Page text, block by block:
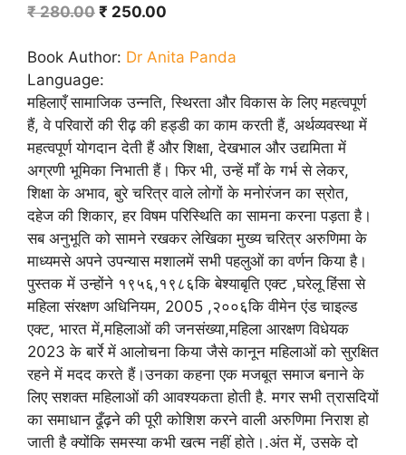
₹280.00 Original
was:
₹ 280.00.
₹ 250.00
is:
Book Author: Dr Anita Panda
Language:
महिलाएँ सामाजिक उन्नति, स्थिरता और विकास के लिए महत्वपूर्ण
हैं, वे परिवारों की रीढ़ की हड्डी का काम करती हैं, अर्थव्यवस्था में
महत्वपूर्ण योगदान देती हैं और शिक्षा, देखभाल और उद्यमिता में
अग्रणी भूमिका निभाती हैं। फिर भी, उन्हें माँ के गर्भ से लेकर,
शिक्षा के अभाव, बुरे चरित्र वाले लोगों के मनोरंजन का स्रोत,
दहेज की शिकार, हर विषम परिस्थिति का सामना करना पड़ता है।
सब अनुभूति को सामने रखकर लेखिका मुख्य चरित्र अरुणिमा के
माध्यमसे अपने उपन्यास मशालमें सभी पहलुओं का वर्णन किया है।
पुस्तक में उन्होंने १९५६,१९८६कि बेश्याबृति एक्ट ,घरेलू हिंसा से
महिला संरक्षण अधिनियम, 2005 ,२००६कि वीमेन एंड चाइल्ड
एक्ट, भारत में,महिलाओं की जनसंख्या,महिला आरक्षण विधेयक
2023 के बार्रे में आलोचना किया जैसे कानून महिलाओं को सुरक्षित
रहने में मदद करते हैं।उनका कहना एक मजबूत समाज बनाने के
लिए सशक्त महिलाओं की आवश्यकता होती है. मगर सभी त्रासदियों
का समाधान ढूँढ़ने की पूरी कोशिश करने वाली अरुणिमा निराश हो
जाती है क्योंकि समस्या कभी खत्म नहीं होते।.अंत में, उसके दो